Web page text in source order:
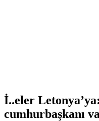
İ..eler
cumhurbaşkanı